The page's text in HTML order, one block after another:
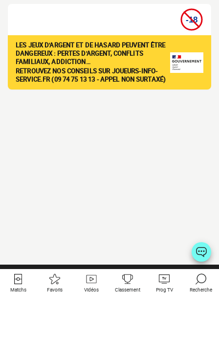
LES JEUX D'ARGENT ET DE HASARD PEUVENT ÊTRE
DANGEREUX : PERTES D'ARGENT, CONFLITS
FAMILIAUX, ADDICTION…
RETROUVEZ NOS CONSEILS SUR JOUEURS-INFO-
SERVICE.FR (09 74 75 13 13 - APPEL NON SURTAXÉ)
Matchs Favoris Vidéos Classement Prog TV Recherche